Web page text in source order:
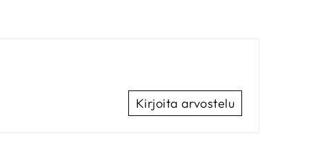
Kirjoita arvostelu